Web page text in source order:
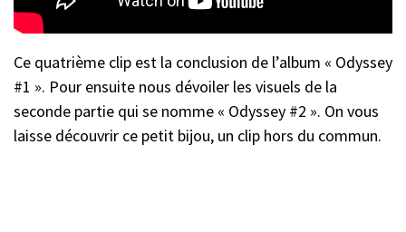
Ce quatrième clip est la conclusion de l’album « Odyssey
#1 ». Pour ensuite nous dévoiler les visuels de la
seconde partie qui se nomme « Odyssey #2 ». On vous
laisse découvrir ce petit bijou, un clip hors du commun.